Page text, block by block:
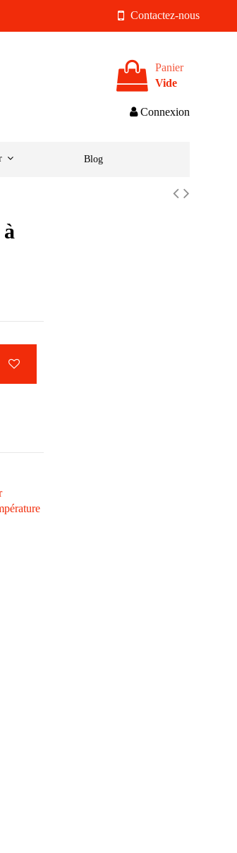
Contactez-nous
Panier
Vide
Connexion
Blog